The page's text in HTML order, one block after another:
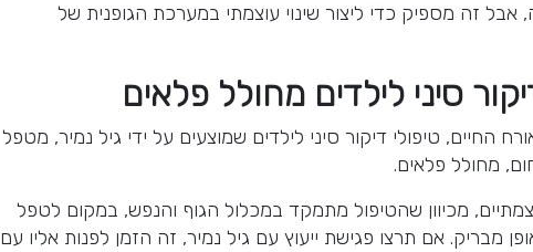
זה מספיק כדי ליצור שינוי עוצמתי במערכת הגופנית של
סיני לילדים מחולל פלאים
החיים, טיפולי דיקור סיני לילדים שמוצעים על ידי גיל נמיר, מטפל
מחולל פלאים.
מכיוון שהטיפול מתמקד במכלול הגוף והנפש, במקום לטפל
מבריק. אם תרצו פגישת ייעוץ עם גיל נמיר, זה הזמן לפנות אליו עם